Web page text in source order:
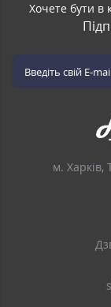
Хочете бути в
м. Харків,